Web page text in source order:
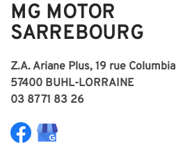
MG MOTOR
SARREBOURG
Z.A. Ariane Plus, 19 rue Columbia
57400 BUHL-LORRAINE
03 87 71 83 26